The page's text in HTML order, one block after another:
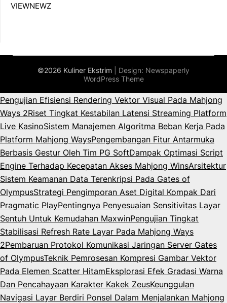
VIEWNEWZ
©2026 Kuliner Ekstrim | Design: Newspaperly
WordPress Theme
Pengujian Efisiensi Rendering Vektor Visual Pada Mahjong
Ways 2Riset Tingkat Kestabilan Latensi Streaming Platform
Live KasinoSistem Manajemen Algoritma Beban Kerja Pada
Platform Mahjong WaysPengembangan Fitur Antarmuka
Berbasis Gestur Oleh Tim PG SoftDampak Optimasi Script
Engine Terhadap Kecepatan Akses Mahjong WinsArsitektur
Sistem Keamanan Data Terenkripsi Pada Gates of
OlympusStrategi Pengimporan Aset Digital Kompak Dari
Pragmatic PlayPentingnya Penyesuaian Sensitivitas Layar
Sentuh Untuk Kemudahan MaxwinPengujian Tingkat
Stabilisasi Refresh Rate Layar Pada Mahjong Ways
2Pembaruan Protokol Komunikasi Jaringan Server Gates
of OlympusTeknik Pemrosesan Kompresi Gambar Vektor
Pada Elemen Scatter HitamEksplorasi Efek Gradasi Warna
Dan Pencahayaan Karakter Kakek ZeusKeunggulan
Navigasi Layar Berdiri Ponsel Dalam Menjalankan Mahjong